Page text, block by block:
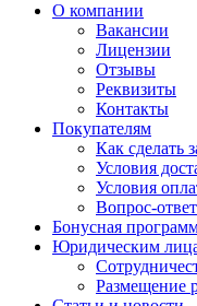
О компании
Вакансии
Лицензии
Отзывы
Реквизиты
Контакты
Покупателям
Как сделать
Условия
Условия
Вопрос-ответ
Бонусная
Юридическим
Размещение